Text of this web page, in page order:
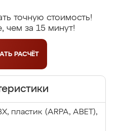
точную стоимость!
чем за 15 минут!
РАСЧЁТ
(ARPA, ABET),